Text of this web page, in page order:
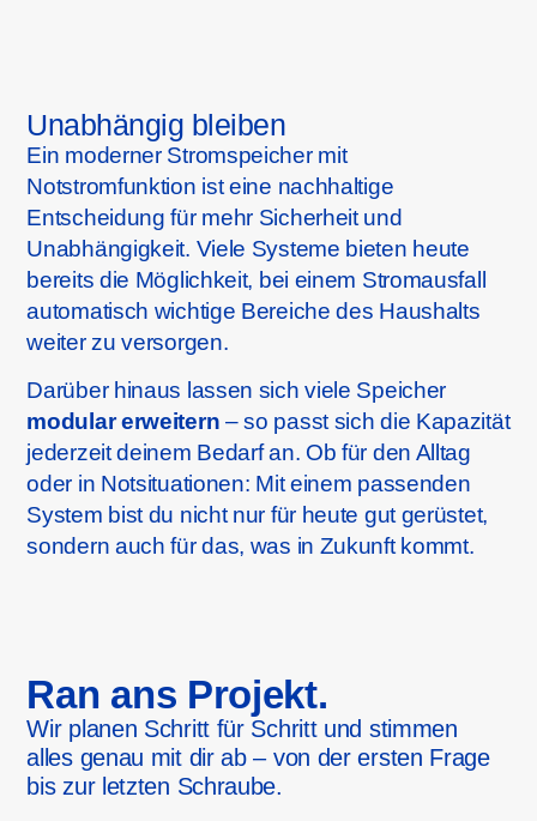
Unabhängig bleiben
Ein moderner Stromspeicher mit
Notstromfunktion ist eine nachhaltige
Entscheidung für mehr Sicherheit und
Unabhängigkeit. Viele Systeme bieten heute
bereits die Möglichkeit, bei einem Stromausfall
automatisch wichtige Bereiche des Haushalts
weiter zu versorgen.
Darüber hinaus lassen sich viele Speicher
modular erweitern – so passt sich die Kapazität
jederzeit deinem Bedarf an. Ob für den Alltag
oder in Notsituationen: Mit einem passenden
System bist du nicht nur für heute gut gerüstet,
sondern auch für das, was in Zukunft kommt.
Ran ans Projekt.
Wir planen Schritt für Schritt und stimmen
alles genau mit dir ab – von der ersten Frage
bis zur letzten Schraube.